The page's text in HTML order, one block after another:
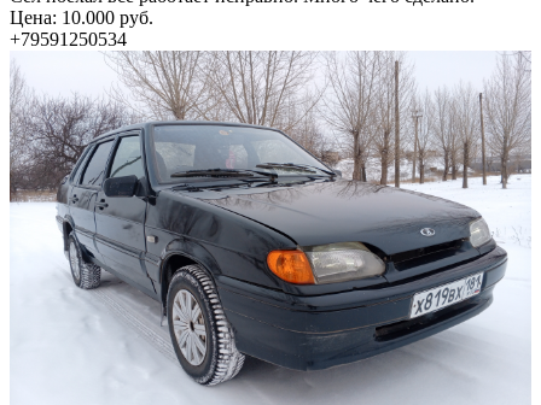
Цена: 10.000 руб.
+79591250534